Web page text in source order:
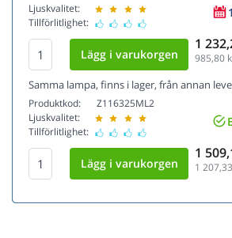
Ljuskvalitet:
Tillförlitlighet:
1
985,80
Samma lampa, finns i lager, från annan
Produktkod:
Ljuskvalitet:
Tillförlitlighet:
Z116325ML2
1
1 207,33